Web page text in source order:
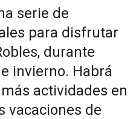
serie de
para disfrutar
durante
invierno. Habrá
actividades en
vacaciones de